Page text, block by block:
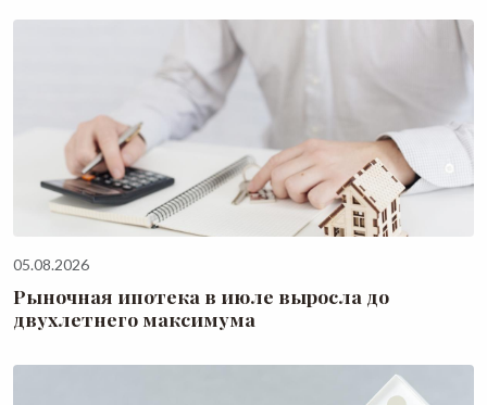
05.08.2026
Рыночная ипотека в июле выросла до
двухлетнего максимума